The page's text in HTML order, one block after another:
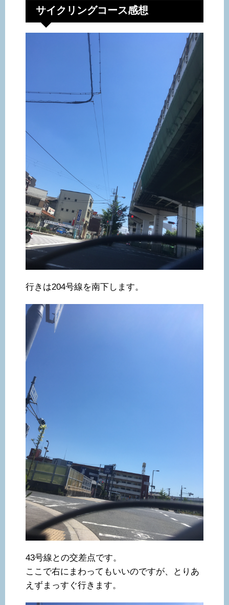
サイクリングコース感想
行きは204号線を南下します。
43号線との交差点です。
ここで右にまわってもいいのですが、とりあ
えずまっすぐ行きます。